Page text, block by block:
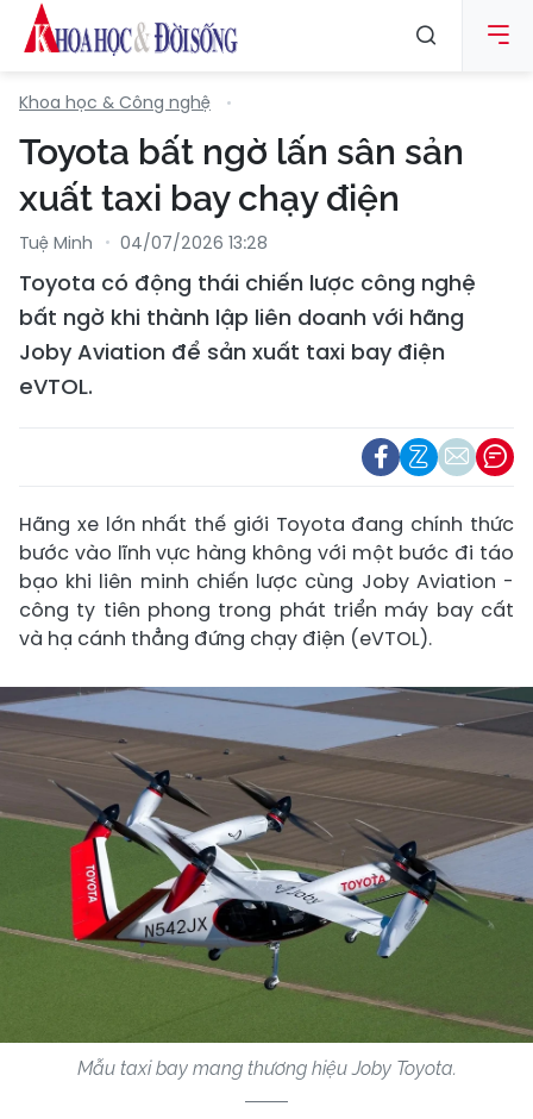
Khoa học & Công nghệ
Toyota bất ngờ lấn sân sản
xuất taxi bay chạy điện
Tuệ Minh 04/07/2026 13:28
Toyota có động thái chiến lược công nghệ
bất ngờ khi thành lập liên doanh với hãng
Joby Aviation để sản xuất taxi bay điện
eVTOL.
Hãng xe lớn nhất thế giới Toyota đang chính thức
bước vào lĩnh vực hàng không với một bước đi táo
bạo khi liên minh chiến lược cùng Joby Aviation -
công ty tiên phong trong phát triển máy bay cất
và hạ cánh thẳng đứng chạy điện (eVTOL).
Mẫu taxi bay mang thương hiệu Joby Toyota.